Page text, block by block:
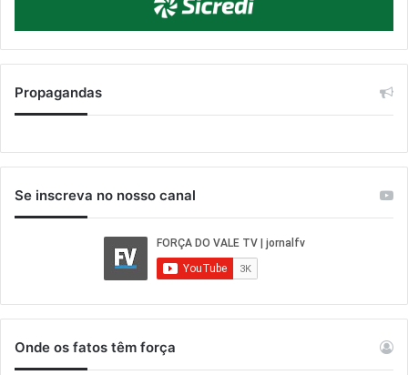
Propagandas
Se inscreva no nosso canal
Onde os fatos têm força